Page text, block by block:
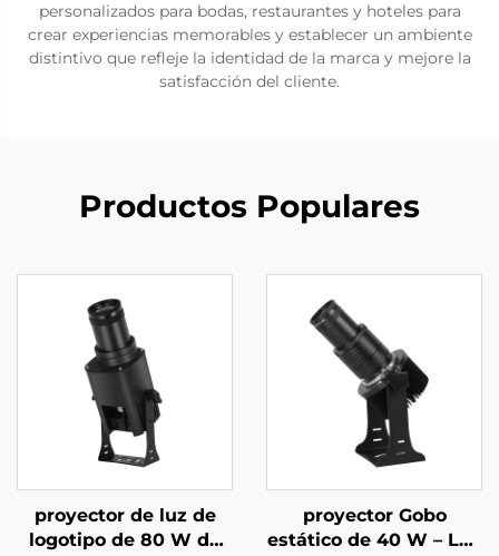
personalizados para bodas, restaurantes y hoteles para
crear experiencias memorables y establecer un ambiente
distintivo que refleje la identidad de la marca y mejore la
satisfacción del cliente.
Productos Populares
proyector de luz de
logotipo de 80 W de
proyector Gobo
estático de 40 W – Luz